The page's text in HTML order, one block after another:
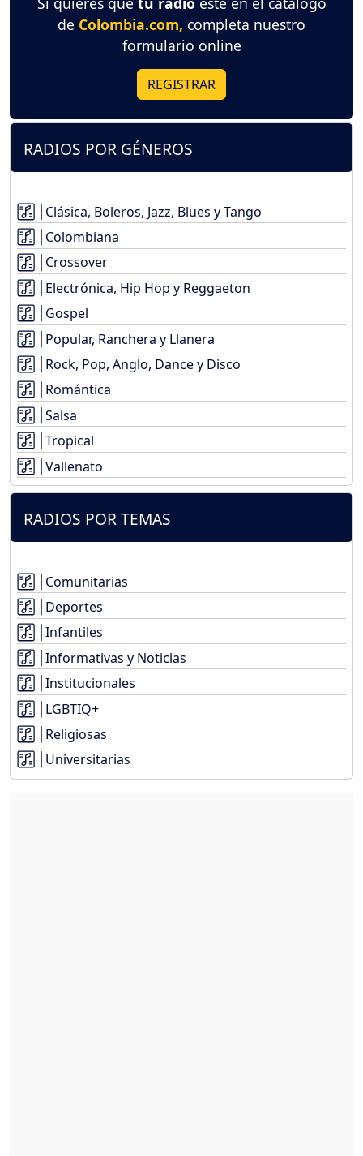
de Colombia.com, completa nuestro
formulario online
REGISTRAR
RADIOS POR GÉNEROS
Clásica, Boleros, Jazz, Blues y Tango
Colombiana
Crossover
Electrónica, Hip Hop y Reggaeton
Gospel
Popular, Ranchera y Llanera
Rock, Pop, Anglo, Dance y Disco
Romántica
Salsa
Tropical
Vallenato
RADIOS POR TEMAS
Comunitarias
Deportes
Infantiles
Informativas y Noticias
Institucionales
LGBTIQ+
Religiosas
Universitarias